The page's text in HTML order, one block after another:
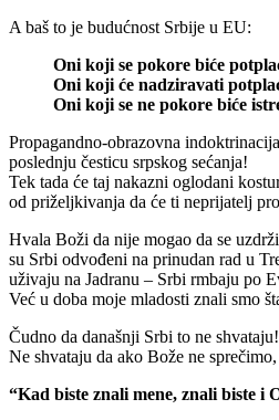
A baš to je budućnost Srbije u EU:
Oni koji se pokore biće
Oni koji će nadziravati
Oni koji se ne pokore biće
Propagandno-obrazovna
poslednju česticu srpskog sećanja!
Tek tada će taj nakazni oglodani
od priželjkivanja da će ti neprijatelj
Hvala Boži da nije mogao da se
su Srbi odvođeni na prinudan rad u
uživaju na Jadranu – Srbi rmbaju po
Već u doba moje mladosti znali smo
Čudno da današnji Srbi to ne shvataju!
Ne shvataju da ako Bože ne
“Kad biste znali mene, znali biste i